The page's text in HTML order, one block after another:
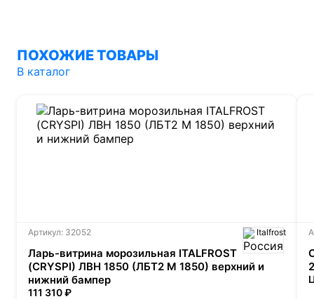
ПОХОЖИЕ ТОВАРЫ
В каталог
Артикул: 32052 Italfrost
Ларь-витрина морозильная ITALFROST
(CRYSPI) ЛВН 1850 (ЛБТ2 М 1850) верхний и
нижний бампер
111 310 ₽